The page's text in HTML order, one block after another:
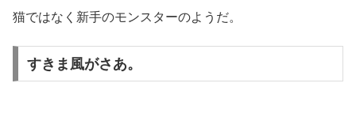
猫ではなく新手のモンスターのようだ。
すきま風がさあ。